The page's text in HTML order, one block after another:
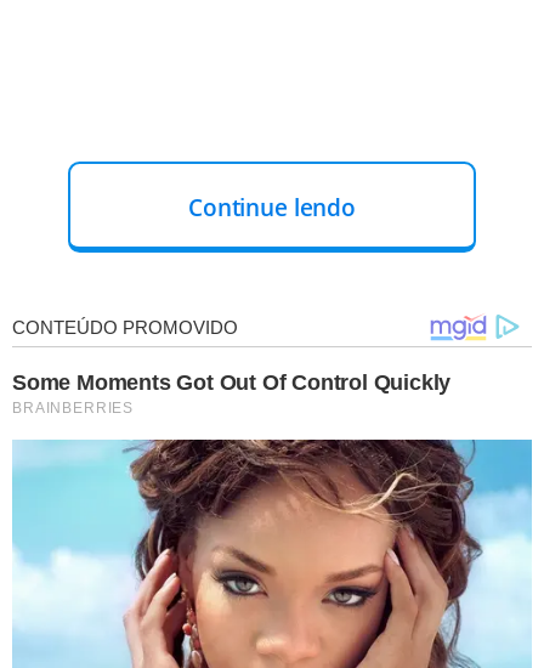
Serviço de Atendimento Móvel de Urgência (SAMU), mas
não resistiu aos ferimentos e morreu.
A motivação do crime ainda é desconhecida.A Polícia
Civil de São Raimundo Nonato vai investigar o caso.
Continue lendo